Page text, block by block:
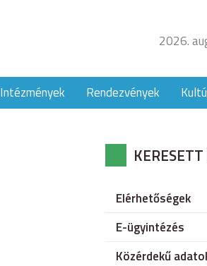
2026.
Intézmények Rendezvények
Elérhetőségek
E-ügyintézés
Közérdekű